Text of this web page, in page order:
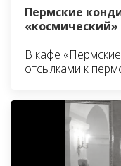
Пермские
«космический»
В кафе
отсылками к